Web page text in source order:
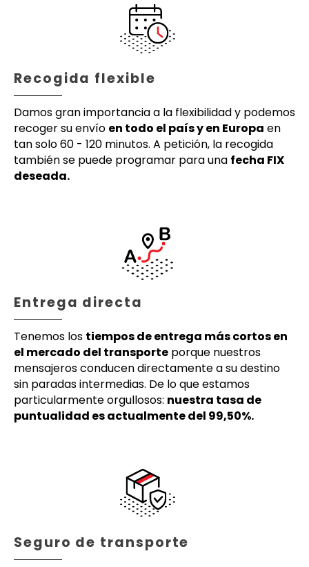
Recogida flexible
Damos gran importancia a la flexibilidad y podemos
recoger su envío en todo el país y en Europa en
tan solo 60 - 120 minutos. A petición, la recogida
también se puede programar para una fecha FIX
deseada.
Entrega directa
Tenemos los tiempos de entrega más cortos en
el mercado del transporte porque nuestros
mensajeros conducen directamente a su destino
sin paradas intermedias. De lo que estamos
particularmente orgullosos: nuestra tasa de
puntualidad es actualmente del 99,50%.
Seguro de transporte